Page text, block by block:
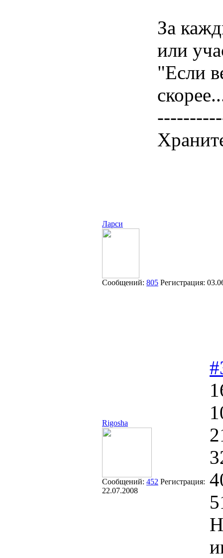
За
или
"Если
Ларси
Сообщений: 805 Регистрация:
Rigosha
Сообщений: 452 Регистрация:
22.07.2008